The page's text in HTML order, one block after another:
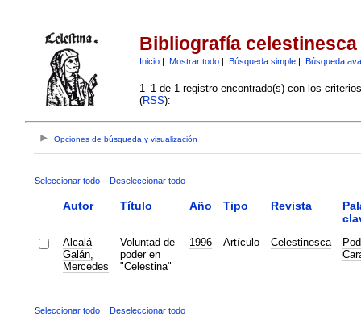
Bibliografía celestinesca
Inicio| Mostrar todo| Búsqueda simple| Búsqueda
1–1 de 1 registro encontrado(s) con los
(RSS):
Opciones de búsqueda y visualización
Seleccionar todo Deseleccionar todo
Autor Título Año Tipo Revista
Alcalá
Galán,
Mercedes
Voluntad de
poder en
"Celestina"
1996 Artículo Celestinesca
Seleccionar todo Deseleccionar todo